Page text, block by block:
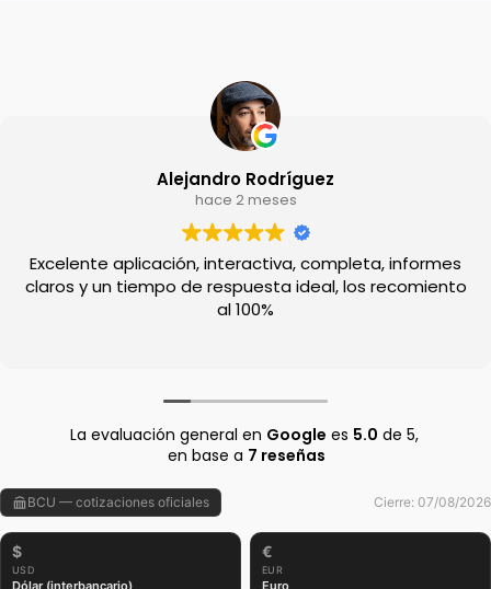
Alejandro Rodríguez
hace 2 meses
Excelente aplicación, interactiva, completa, informes
claros y un tiempo de respuesta ideal, los recomiento
al 100%
La evaluación general en Google es 5.0 de 5,
en base a 7 reseñas
BCU — cotizaciones oficiales Cierre: 07/08/2026
$
USD
Dólar (interbancario)
€
EUR
Euro